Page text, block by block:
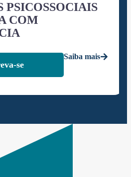
PSICOSSOCIAIS
COM
se
Saiba mais